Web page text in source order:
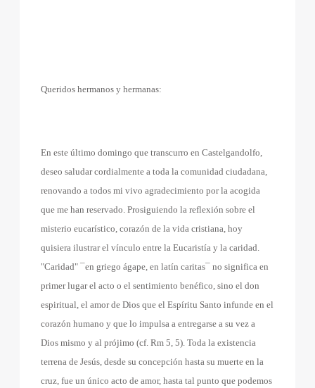
Queridos hermanos y hermanas:
En este último domingo que transcurro en Castelgandolfo,
deseo saludar cordialmente a toda la comunidad ciudadana,
renovando a todos mi vivo agradecimiento por la acogida
que me han reservado. Prosiguiendo la reflexión sobre el
misterio eucarístico, corazón de la vida cristiana, hoy
quisiera ilustrar el vínculo entre la Eucaristía y la caridad.
"Caridad" ¯en griego ágape, en latín caritas¯ no significa en
primer lugar el acto o el sentimiento benéfico, sino el don
espiritual, el amor de Dios que el Espíritu Santo infunde en el
corazón humano y que lo impulsa a entregarse a su vez a
Dios mismo y al prójimo (cf. Rm 5, 5). Toda la existencia
terrena de Jesús, desde su concepción hasta su muerte en la
cruz, fue un único acto de amor, hasta tal punto que podemos